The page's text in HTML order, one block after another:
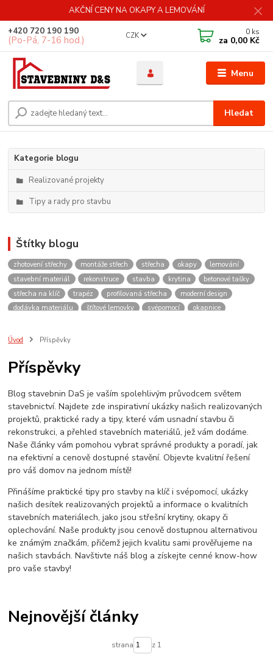
AKČNÍ CENY NA OKAPY A LEMOVÁNÍ
Menu
CZK
Hledat
+420 720 190 190
(Po-Pá, 7-16 hod.)
0 ks
za 0,00 Kč
Kategorie blogu
Realizované projekty
Tipy a rady pro stavbu
Štítky blogu
zhotovení střechy montáže střech střecha okapy
lemování
stavební materiál
rekonstruce stavba krytina
betonové tašky
střecha na klíč
trapéz profilovaná střecha
moderní design
dodávka materiálu
šťítové lemovky svépomocí
okapnice
levně
lehká střecha
plechova krytina
blachotrapez
závětrná lišta
návod okraj střechy kraj střechy
olištování
přesah
odkap vody
Úvod Příspěvky
Příspěvky
Blog stavebnin DaS je vaším spolehlivým průvodcem světem
stavebnictví. Najdete zde inspirativní ukázky našich realizovaných
projektů, praktické rady a tipy, které vám usnadní stavbu či
rekonstrukci, a přehled stavebních materiálů, jež vám dodáme.
Naše články vám pomohou vybrat správné produkty a poradí, jak
na efektivní a cenově dostupné stavění. Objevte kvalitní řešení
pro váš domov na jednom místě!
Přinášíme praktické tipy pro stavby na klíč i svépomocí, ukázky
našich desítek realizovaných projektů a informace o kvalitních
stavebních materiálech, jako jsou střešní krytiny, okapy či
oplechování. Naše produkty jsou cenově dostupnou alternativou
ke známým značkám, přičemž jejich kvalitu sami prověřujeme na
našich stavbách. Navštivte náš blog a získejte cenné know-how
pro vaše stavby!
Nejnovější články
strana z 1